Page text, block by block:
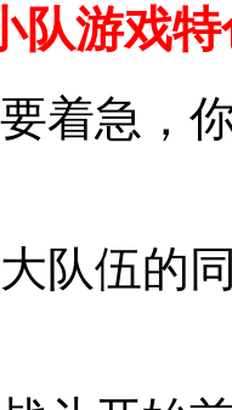
队游戏
着急，
队伍的